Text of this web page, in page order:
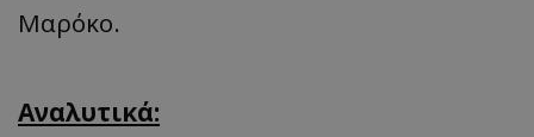
Μαρόκο.
Αναλυτικά: